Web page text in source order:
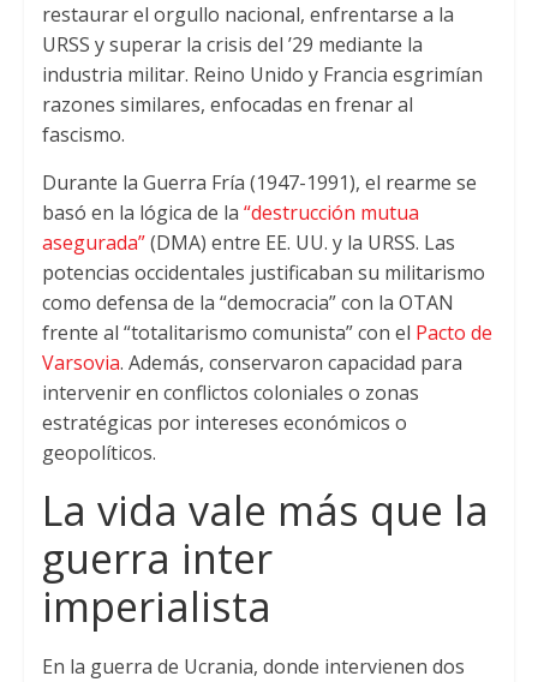
restaurar el orgullo nacional, enfrentarse a la
URSS y superar la crisis del ’29 mediante la
industria militar. Reino Unido y Francia esgrimían
razones similares, enfocadas en frenar al
fascismo.
Durante la Guerra Fría (1947-1991), el rearme se
basó en la lógica de la “destrucción mutua
asegurada”(DMA) entre EE. UU. y la URSS. Las
potencias occidentales justificaban su militarismo
como defensa de la “democracia” con la OTAN
frente al “totalitarismo comunista” con el Pacto de
Varsovia. Además, conservaron capacidad para
intervenir en conflictos coloniales o zonas
estratégicas por intereses económicos o
geopolíticos.
La vida vale más que la
guerra inter
imperialista
En la guerra de Ucrania, donde intervienen dos